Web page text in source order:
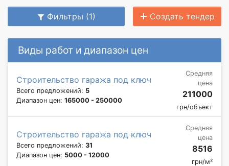
Фильтры (1) Создать тендер
Виды работ и диапазон цен
Строительство гаража под ключ
Всего предложений: 5
Диапазон цен: 165000 - 250000
Средняя
цена
211000
грн/объект
Строительство гаража под ключ
Всего предложений: 31
Диапазон цен: 5000 - 12000
Средняя
цена
8516
грн/м²